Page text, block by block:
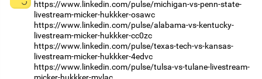
https://www.linkedin.com/pulse/michigan-vs-penn-state-
livestream-micker-hukkker-osawc
https://www.linkedin.com/pulse/alabama-vs-kentucky-
livestream-micker-hukkker-cc0zc
https://www.linkedin.com/pulse/texas-tech-vs-kansas-
livestream-micker-hukkker-4edvc
https://www.linkedin.com/pulse/tulsa-vs-tulane-livestream-
micker-hukkker-mvlac